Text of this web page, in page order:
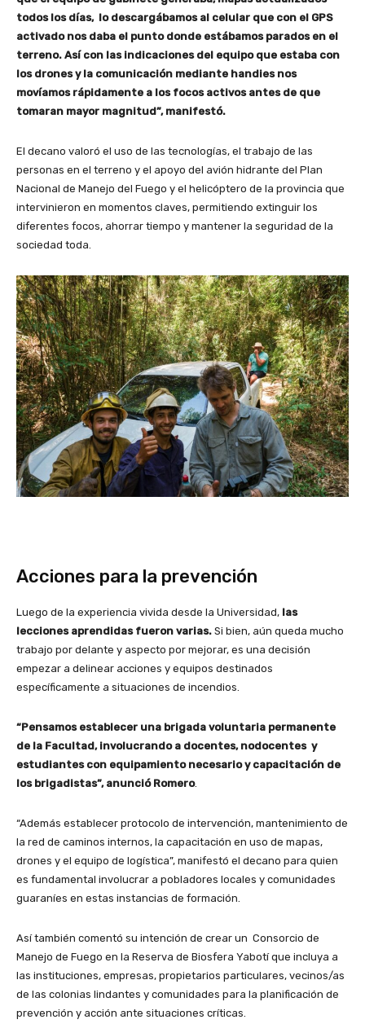
todos los días, lo descargábamos al celular que con el GPS
activado nos daba el punto donde estábamos parados en el
terreno. Así con las indicaciones del equipo que estaba con
los drones y la comunicación mediante handies nos
movíamos rápidamente a los focos activos antes de que
tomaran mayor magnitud”, manifestó.
El decano valoró el uso de las tecnologías, el trabajo de las
personas en el terreno y el apoyo del avión hidrante del Plan
Nacional de Manejo del Fuego y el helicóptero de la provincia que
intervinieron en momentos claves, permitiendo extinguir los
diferentes focos, ahorrar tiempo y mantener la seguridad de la
sociedad toda.
Acciones para la prevención
Luego de la experiencia vivida desde la Universidad, las
lecciones aprendidas fueron varias. Si bien, aún queda mucho
trabajo por delante y aspecto por mejorar, es una decisión
empezar a delinear acciones y equipos destinados
específicamente a situaciones de incendios.
“Pensamos establecer una brigada voluntaria permanente
de la Facultad, involucrando a docentes, nodocentes y
estudiantes con equipamiento necesario y capacitación de
los brigadistas”, anunció Romero.
“Además establecer protocolo de intervención, mantenimiento de
la red de caminos internos, la capacitación en uso de mapas,
drones y el equipo de logística”, manifestó el decano para quien
es fundamental involucrar a pobladores locales y comunidades
guaraníes en estas instancias de formación.
Así también comentó su intención de crear un Consorcio de
Manejo de Fuego en la Reserva de Biosfera Yabotí que incluya a
las instituciones, empresas, propietarios particulares, vecinos/as
de las colonias lindantes y comunidades para la planificación de
prevención y acción ante situaciones críticas.